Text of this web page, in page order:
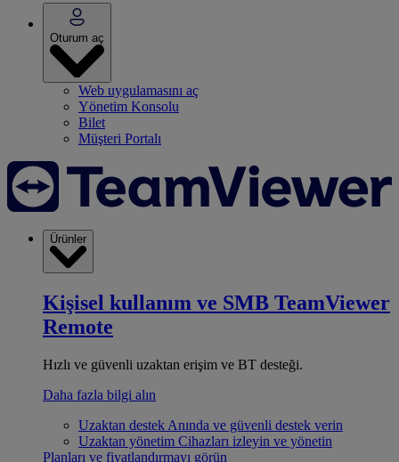
Oturum aç
Web uygulamasını aç
Yönetim Konsolu
Bilet
Müşteri Portalı
Ürünler
Kişisel kullanım ve SMB TeamViewer
Remote
Hızlı ve güvenli uzaktan erişim ve BT desteği.
Daha fazla bilgi alın
Uzaktan destek Anında ve güvenli destek verin
Uzaktan yönetim Cihazları izleyin ve yönetin
Planları ve fiyatlandırmayı görün